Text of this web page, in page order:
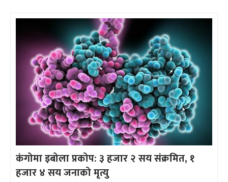
कंगोमा इबोला प्रकोप: ३ हजार २ सय संक्रमित, १
हजार ४ सय जनाको मृत्यु